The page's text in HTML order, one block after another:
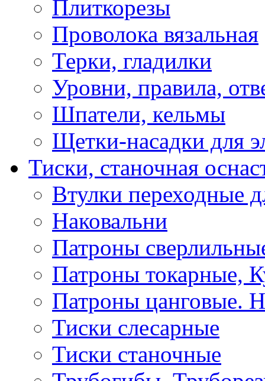
Плиткорезы
Проволока вязальная
Терки, гладилки
Уровни, правила,
Шпатели, кельмы
Щетки-насадки для
Тиски, станочная
Втулки переходные
Наковальни
Патроны
Патроны токарные,
Патроны цанговые.
Тиски слесарные
Тиски станочные